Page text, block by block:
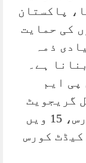
پاکستان
کی حمایت
ذمہ
ہے۔
میں 153 ویں پی ایم
ٹیکنیکل گریجویٹ
کورس، 72 ویں انٹیگریٹڈ کورس، 15 ویں
ویں لیڈی کیڈٹ کورس